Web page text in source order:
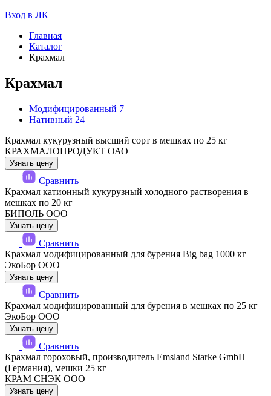
Вход в ЛК
Главная
Каталог
Крахмал
Крахмал
Модифицированный 7
Нативный 24
Крахмал кукурузный высший сорт в мешках по 25 кг
КРАХМАЛОПРОДУКТ ОАО
Узнать цену
Сравнить
Крахмал катионный кукурузный холодного растворения в
мешках по 20 кг
БИПОЛЬ ООО
Узнать цену
Сравнить
Крахмал модифицированный для бурения Big bag 1000 кг
ЭкоБор ООО
Узнать цену
Сравнить
Крахмал модифицированный для бурения в мешках по 25 кг
ЭкоБор ООО
Узнать цену
Сравнить
Крахмал гороховый, производитель Emsland Starke GmbH
(Германия), мешки 25 кг
КРАМ СНЭК ООО
Узнать цену